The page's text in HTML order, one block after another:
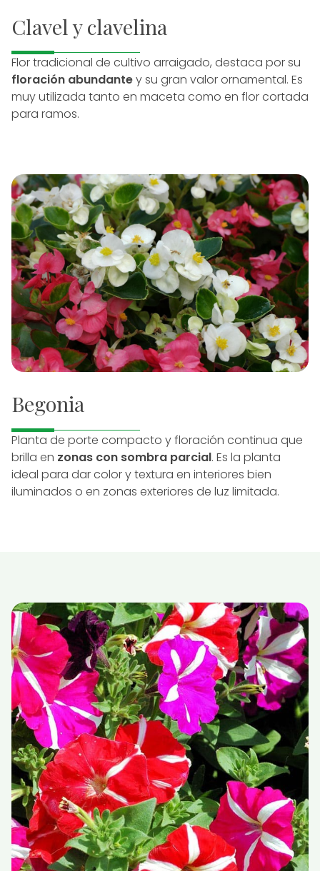
Clavel y clavelina
Flor tradicional de cultivo arraigado, destaca por su
floración abundantey su gran valor ornamental. Es
muy utilizada tanto en maceta como en flor cortada
para ramos.
Begonia
Planta de porte compacto y floración continua que
brilla en zonas con sombra parcial. Es la planta
ideal para dar color y textura en interiores bien
iluminados o en zonas exteriores de luz limitada.